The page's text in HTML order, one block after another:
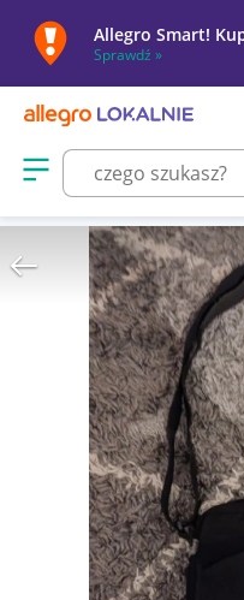
Allegro Smart!
Sprawdź »
Otwórz menu z kategoriami